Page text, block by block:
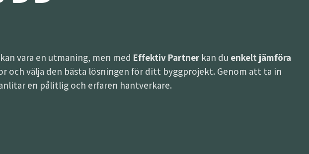
vara en utmaning, men med Effektiv Partner kan du enkelt jämföra
välja den bästa lösningen för ditt byggprojekt. Genom att ta in
en pålitlig och erfaren hantverkare.